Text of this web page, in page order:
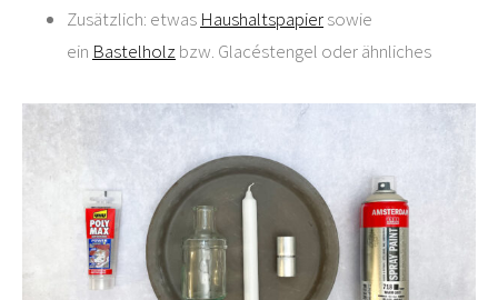
Zusätzlich: etwas Haushaltspapiersowie
ein Bastelholzbzw. Glacéstengel oder ähnliches